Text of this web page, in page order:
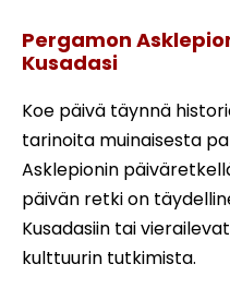
Pergamon
Kusadasi
Koe päivä täynnä
tarinoita muinaisesta
Asklepionin
päivän retki on
Kusadasiin tai
kulttuurin tutkimista.